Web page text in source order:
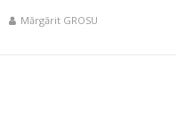
Mărgărit GROSU